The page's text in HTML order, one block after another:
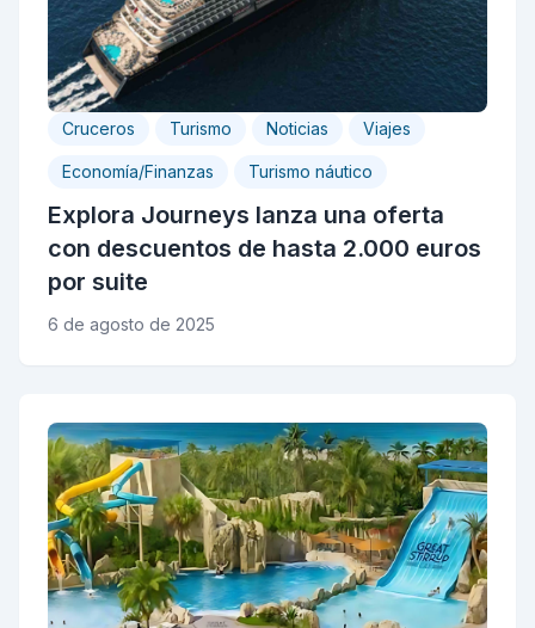
Cruceros Turismo Noticias Viajes
Economía/Finanzas Turismo náutico
Explora Journeys lanza una oferta
con descuentos de hasta 2.000 euros
por suite
6 de agosto de 2025